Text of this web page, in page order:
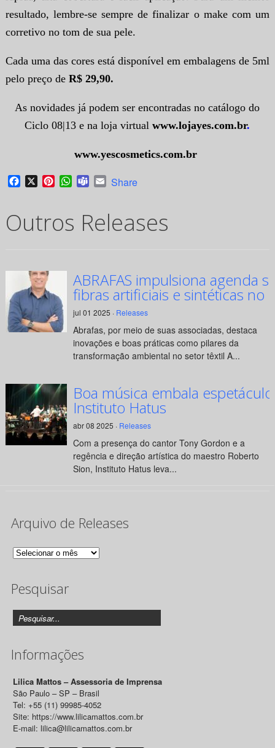
resultado, lembre-se sempre de finalizar o make com um
corretivo no tom de sua pele.
Cada uma das cores está disponível em embalagens de 5ml
pelo preço de R$ 29,90.
As novidades já podem ser encontradas no catálogo do
Ciclo 08|13 e na loja virtualwww.lojayes.com.br.
www.yescosmetics.com.br
Facebook
X PinterestWhatsApp
TeamsEmail
Share
Outros Releases
ABRAFAS impulsiona agenda
fibras artificiais e sintéticas no
jul 01 2025 · Releases
Abrafas, por meio de suas associadas, destaca
inovações e boas práticas como pilares da
transformação ambiental no setor têxtil A...
Boa música embala
Instituto Hatus
abr 08 2025 · Releases
Com a presença do cantor Tony Gordon e a
regência e direção artística do maestro Roberto
Sion, Instituto Hatus leva...
Arquivo de Releases
Arquivo
Releases
Pesquisar
Informações
Lilica Mattos – Assessoria de Imprensa
São Paulo – SP – Brasil
Tel: +55 (11) 99985-4052
Site: https://www.lilicamattos.com.br
E-mail: lilica@lilicamattos.com.br